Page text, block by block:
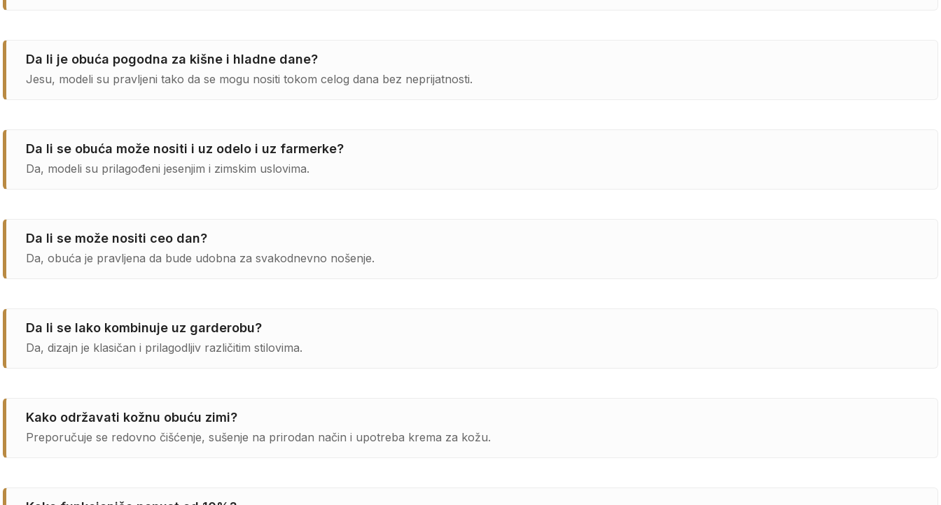
Da li je obuća pogodna za kišne i hladne dane?
Jesu, modeli su pravljeni tako da se mogu nositi tokom celog dana bez neprijatnosti.
Da li se obuća može nositi i uz odelo i uz farmerke?
Da, modeli su prilagođeni jesenjim i zimskim uslovima.
Da li se može nositi ceo dan?
Da, obuća je pravljena da bude udobna za svakodnevno nošenje.
Da li se lako kombinuje uz garderobu?
Da, dizajn je klasičan i prilagodljiv različitim stilovima.
Kako održavati kožnu obuću zimi?
Preporučuje se redovno čišćenje, sušenje na prirodan način i upotreba krema za kožu.